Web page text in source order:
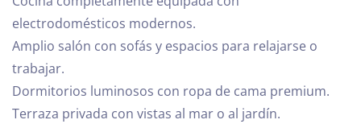
electrodomésticos modernos.
Amplio salón con sofás y espacios para relajarse o
trabajar.
Dormitorios luminosos con ropa de cama premium.
Terraza privada con vistas al mar o al jardín.